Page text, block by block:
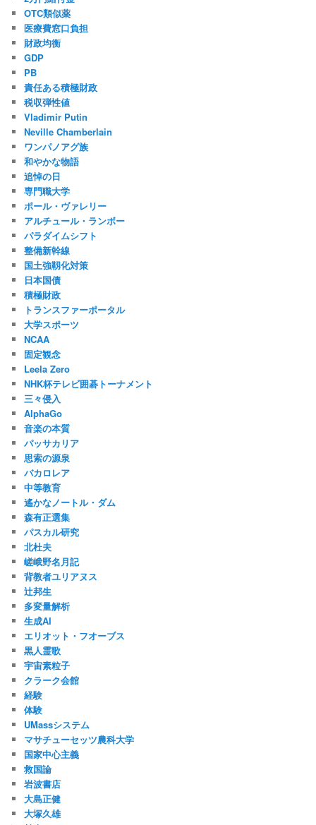
OTC類似薬
医療費窓口負担
財政均衡
GDP
PB
責任ある積極財政
税収弾性値
Vladimir Putin
Neville Chamberlain
ワンパノアグ族
和やかな物語
追悼の日
専門職大学
ポール・ヴァレリー
アルチュール・ランボー
パラダイムシフト
整備新幹線
国土強靱化対策
日本国債
積極財政
トランスファーポータル
大学スポーツ
NCAA
固定観念
Leela Zero
NHK杯テレビ囲碁トーナメント
三々侵入
AlphaGo
音楽の本質
パッサカリア
思索の源泉
バカロレア
中等教育
遙かなノートル・ダム
森有正選集
パスカル研究
北杜夫
嵯峨野名月記
背教者ユリアヌス
辻邦生
多変量解析
生成AI
エリオット・フオーブス
黒人霊歌
宇宙素粒子
クラーク会館
経験
体験
UMassシステム
マサチューセッツ農科大学
国家中心主義
救国論
岩波書店
大島正健
大塚久雄